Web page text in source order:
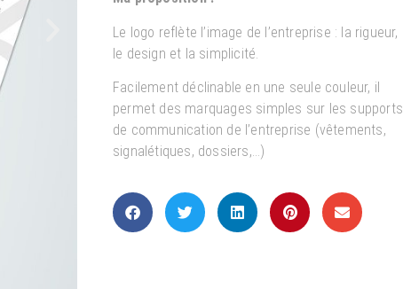
Le logo reflète l’image de l’entreprise : la rigueur,
le design et la simplicité.
Facilement déclinable en une seule couleur, il
permet des marquages simples sur les supports
de communication de l’entreprise (vêtements,
signalétiques, dossiers,…)